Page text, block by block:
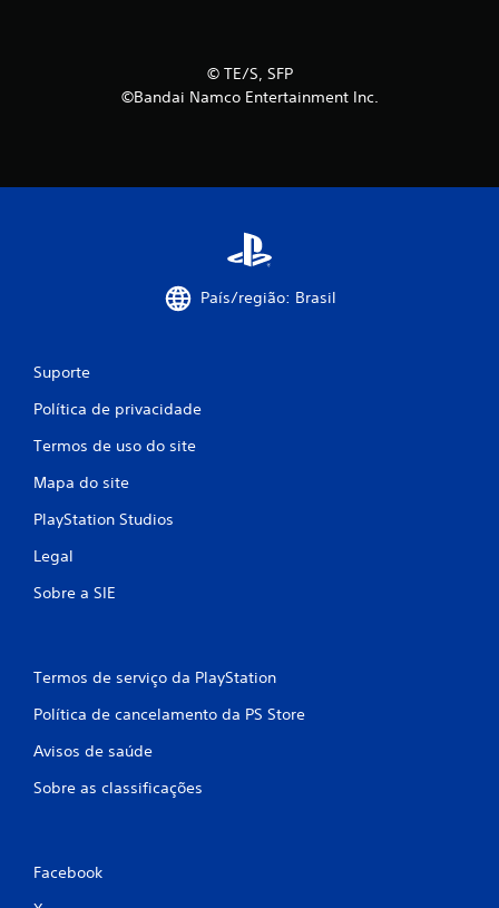
© TE/S, SFP
©Bandai Namco Entertainment Inc.
País/região: Brasil
Suporte
Política de privacidade
Termos de uso do site
Mapa do site
PlayStation Studios
Legal
Sobre a SIE
Termos de serviço da PlayStation
Política de cancelamento da PS Store
Avisos de saúde
Sobre as classificações
Facebook